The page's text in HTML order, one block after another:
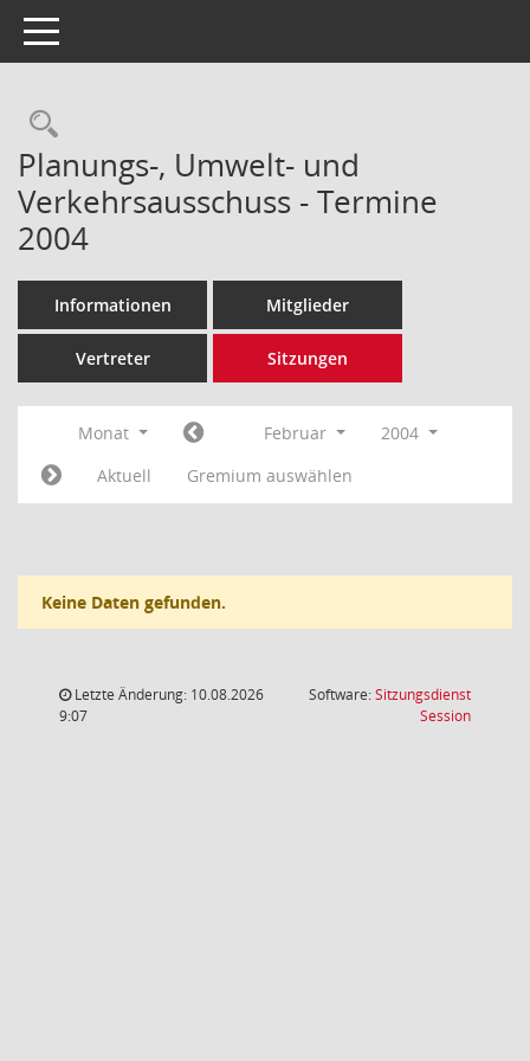
Toggle navigation
Rechercheauswahl
Planungs-, Umwelt- und
Verkehrsausschuss - Termine
2004
Informationen Mitglieder
Vertreter Sitzungen
Monat Februar
2004
Aktuell
Gremium auswählen
Keine Daten gefunden.
Letzte Änderung: 10.08.2026
9:07
Software:Sitzungsdienst
Session(Wird in